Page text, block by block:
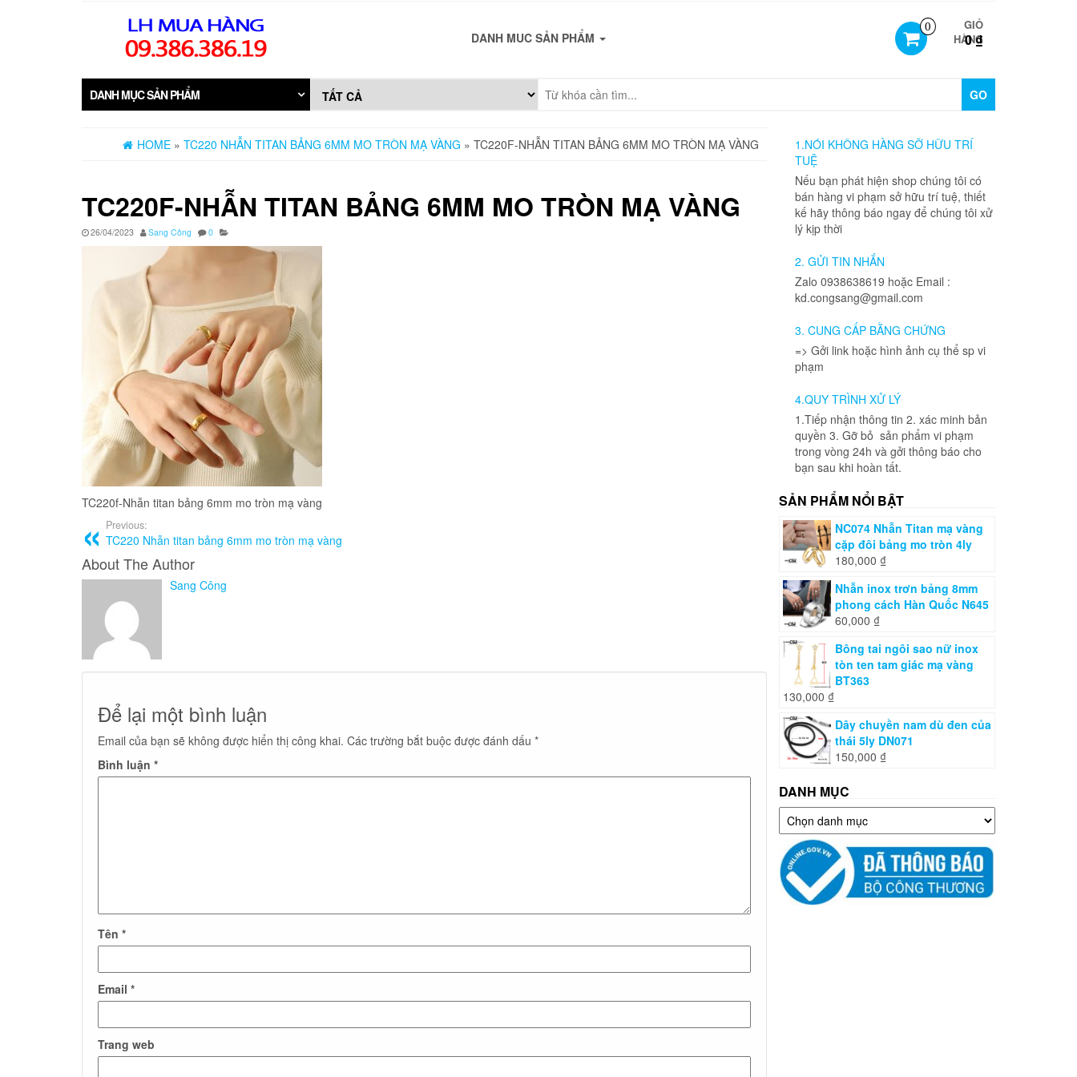
0
GIỎ
HÀNG
0 ₫
DANH MUC SẢN PHẨM
DANH MỤC SẢN PHẨM GO
HOME » TC220 NHẪN TITAN BẢNG 6MM MO TRÒN MẠ VÀNG » TC220F-NHẪN TITAN BẢNG 6MM MO TRÒN MẠ VÀNG
TC220F-NHẪN TITAN BẢNG 6MM MO TRÒN MẠ VÀNG
26/04/2023 Sang Công 0
TC220f-Nhẫn titan bảng 6mm mo tròn mạ vàng
Previous:
TC220 Nhẫn titan bảng 6mm mo tròn mạ vàng
About The Author
Sang Công
Để lại một bình luận
Email của bạn sẽ không được hiển thị công khai. Các trường bắt buộc được đánh dấu *
Bình luận *
Tên *
Email *
Trang web
1.NÓI KHÔNG HÀNG SỠ HỮU TRÍ
TUỆ
Nếu bạn phát hiện shop chúng tôi có
bán hàng vi phạm sở hữu trí tuệ, thiết
kế hãy thông báo ngay để chúng tôi xử
lý kịp thời
2. GỬI TIN NHẮN
Zalo 0938638619 hoặc Email :
kd.congsang@gmail.com
3. CUNG CẤP BẰNG CHỨNG
=> Gởi link hoặc hình ảnh cụ thể sp vi
phạm
4.QUY TRÌNH XỬ LÝ
1.Tiếp nhận thông tin 2. xác minh bản
quyền 3. Gỡ bỏ sản phẩm vi phạm
trong vòng 24h và gởi thông báo cho
bạn sau khi hoàn tất.
SẢN PHẨM NỔI BẬT
NC074 Nhẫn Titan mạ vàng
cặp đôi bảng mo tròn 4ly
180,000 ₫
Nhẫn inox trơn bảng 8mm
phong cách Hàn Quốc N645
60,000 ₫
Bông tai ngôi sao nữ inox
tòn ten tam giác mạ vàng
BT363
130,000 ₫
Dây chuyền nam dù đen của
thái 5ly DN071
150,000 ₫
DANH MỤC
Danh
mục